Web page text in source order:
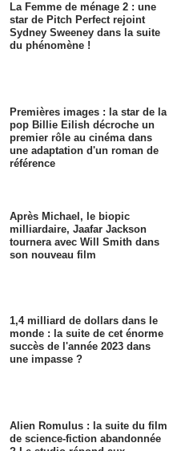
La Femme de ménage 2 : une
star de Pitch Perfect rejoint
Sydney Sweeney dans la suite
du phénomène !
Premières images : la star de la
pop Billie Eilish décroche un
premier rôle au cinéma dans
une adaptation d'un roman de
référence
Après Michael, le biopic
milliardaire, Jaafar Jackson
tournera avec Will Smith dans
son nouveau film
1,4 milliard de dollars dans le
monde : la suite de cet énorme
succès de l'année 2023 dans
une impasse ?
Alien Romulus : la suite du film
de science-fiction abandonnée